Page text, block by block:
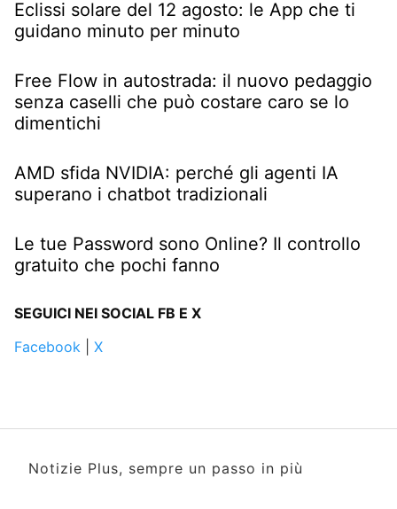
Eclissi solare del 12 agosto: le App che ti
guidano minuto per minuto
Free Flow in autostrada: il nuovo pedaggio
senza caselli che può costare caro se lo
dimentichi
AMD sfida NVIDIA: perché gli agenti IA
superano i chatbot tradizionali
Le tue Password sono Online? Il controllo
gratuito che pochi fanno
SEGUICI NEI SOCIAL FB E X
Facebook
X
Notizie Plus, sempre un passo in più